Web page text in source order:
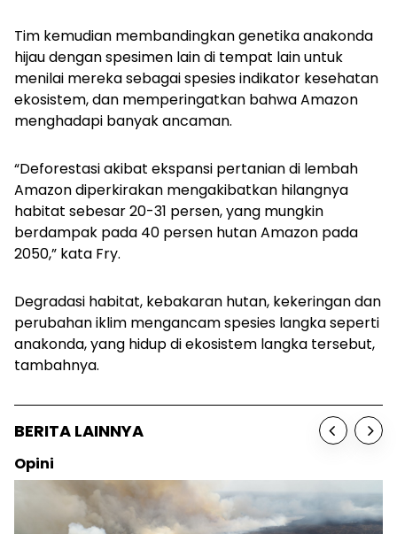
Tim kemudian membandingkan genetika anakonda
hijau dengan spesimen lain di tempat lain untuk
menilai mereka sebagai spesies indikator kesehatan
ekosistem, dan memperingatkan bahwa Amazon
menghadapi banyak ancaman.
“Deforestasi akibat ekspansi pertanian di lembah
Amazon diperkirakan mengakibatkan hilangnya
habitat sebesar 20-31 persen, yang mungkin
berdampak pada 40 persen hutan Amazon pada
2050,” kata Fry.
Degradasi habitat, kebakaran hutan, kekeringan dan
perubahan iklim mengancam spesies langka seperti
anakonda, yang hidup di ekosistem langka tersebut,
tambahnya.
BERITA LAINNYA
Opini